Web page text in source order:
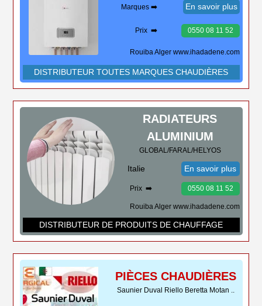
Marques ➡️ En savoir plus
Prix ➡️ 0550 08 11 52
Rouiba Alger www.ihadadene.com
DISTRIBUTEUR TOUTES MARQUES CHAUDIÈRES
RADIATEURS
ALUMINIUM
GLOBAL/FARAL/HELYOS
Italie En savoir plus
Prix ➡️ 0550 08 11 52
Rouiba Alger www.ihadadene.com
DISTRIBUTEUR DE PRODUITS DE CHAUFFAGE
PIÈCES CHAUDIÈRES
Saunier Duval Riello Beretta Motan ..